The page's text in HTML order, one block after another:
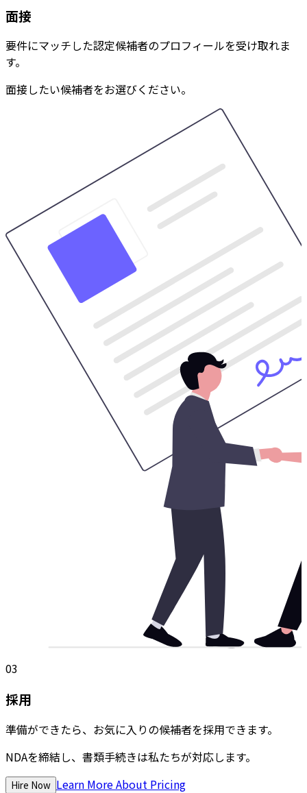
面接
要件にマッチした認定候補者のプロフィールを受け取れま
す。
面接したい候補者をお選びください。
03
採用
準備ができたら、お気に入りの候補者を採用できます。
NDAを締結し、書類手続きは私たちが対応します。
Hire Now Learn More About Pricing